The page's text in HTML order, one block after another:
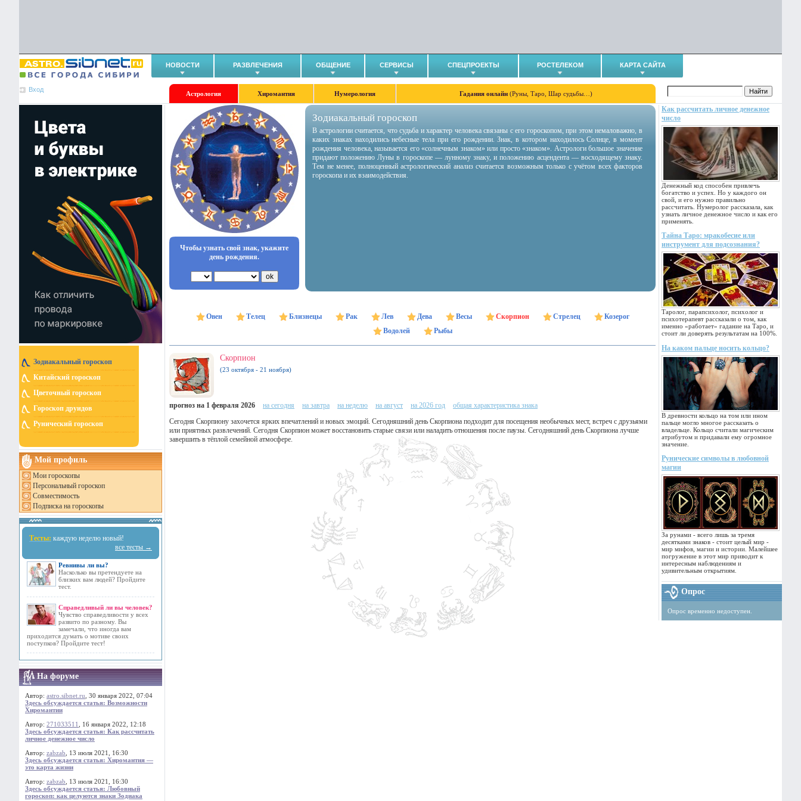
НОВОСТИ РАЗВЛЕЧЕНИЯ ОБЩЕНИЕ СЕРВИСЫ СПЕЦПРОЕКТЫ РОСТЕЛЕКОМ КАРТА САЙТА
Вход
Астрология Хиромантия Нумерология Гадания онлайн (Руны, Таро, Шар судьбы…)
Зодиакальный гороскоп
Китайский гороскоп
Цветочный гороскоп
Гороскоп друидов
Рунический гороскоп
Мой профиль
Мои гороскопы
Персональный гороскоп
Совместимость
Подписка на гороскопы
Тесты: каждую неделю новый!
все тесты →
Ревнивы ли вы?
Насколько вы претендуете на
близких вам людей? Пройдите
тест.
Справедливый ли вы человек?
Чувство справедливости у всех
развито по разному. Вы
замечали, что иногда вам
приходится думать о мотиве своих
поступков? Пройдите тест!
На форуме
Автор: astro.sibnet.ru , 30 января 2022, 07:04
Здесь обсуждается статья: Возможности
Хиромантии
Автор: 271033511
, 16 января 2022, 12:18
Здесь обсуждается статья: Как рассчитать
личное денежное число
Автор: zabzab , 13 июля 2021, 16:30
Здесь обсуждается статья: Хиромантия —
это карта жизни
Автор: zabzab , 13 июля 2021, 16:30
Здесь обсуждается статья: Любовный
гороскоп: как целуются знаки Зодиака
Как рассчитать личное денежное
число
Денежный код способен привлечь
богатство и успех. Но у каждого он
свой, и его нужно правильно
рассчитать. Нумеролог рассказала, как
узнать личное денежное число и как его
применять.
Тайна Таро: мракобесие или
инструмент для подсознания?
Таролог, парапсихолог, психолог и
психотерапевт рассказали о том, как
именно «работает» гадание на Таро, и
стоит ли доверять результатам на 100%.
На каком пальце носить кольцо?
В древности кольцо на том или ином
пальце могло многое рассказать о
владельце. Кольцо считали магическим
атрибутом и придавали ему огромное
значение.
Рунические символы в любовной
магии
За рунами - всего лишь за тремя
десятками знаков - стоит целый мир -
мир мифов, магии и истории. Малейшее
погружение в этот мир приводит к
интересным наблюдениям и
удивительным открытиям.
Опрос
Опрос временно недоступен.
Чтобы узнать свой знак, укажите
день рождения.
Зодиакальный гороскоп
В астрологии считается, что судьба и характер человека связаны с его гороскопом, при этом немаловажно, в
каких знаках находились небесные тела при его рождении. Знак, в котором находилось Солнце, в момент
рождения человека, называется его «солнечным знаком» или просто «знаком». Астрологи большое значение
придают положению Луны в гороскопе — лунному знаку, и положению асцендента — восходящему знаку.
Тем не менее, полноценный астрологический анализ считается возможным только с учётом всех факторов
гороскопа и их взаимодействия.
Овен Телец Близнецы Рак Лев Дева Весы Скорпион Стрелец
Козерог
Водолей
Рыбы
Скорпион
(23 октября - 21 ноября)
прогноз на 1 февраля 2026 на сегодня на завтра на неделю на август на 2026 год
общая характеристика знака
Сегодня Скорпиону захочется ярких впечатлений и новых эмоций. Сегодняшний день Скорпиона подходит для посещения необычных мест, встреч с друзьями
или приятных развлечений. Сегодня Скорпион может восстановить старые связи или наладить отношения после паузы. Сегодняшний день Скорпиона лучше
завершить в тёплой семейной атмосфере.